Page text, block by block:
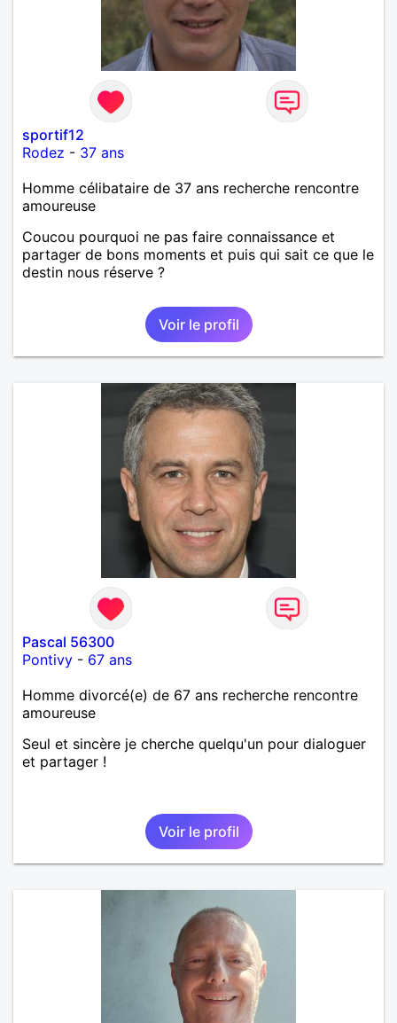
sportif12
Rodez - 37 ans
Homme célibataire de 37 ans recherche rencontre
amoureuse
Coucou pourquoi ne pas faire connaissance et
partager de bons moments et puis qui sait ce que le
destin nous réserve ?
Voir le profil
Pascal 56300
Pontivy - 67 ans
Homme divorcé(e) de 67 ans recherche rencontre
amoureuse
Seul et sincère je cherche quelqu'un pour dialoguer
et partager !
Voir le profil